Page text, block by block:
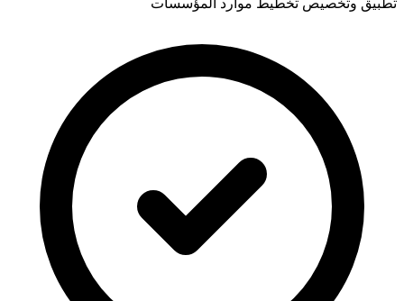
تطبيق وتخصيص تخطيط موارد المؤسسات